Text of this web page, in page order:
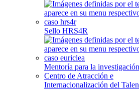
Sello HRS4R
Mentoría para la
Centro de Atracción e
Internacionalización del